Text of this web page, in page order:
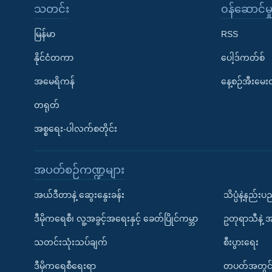
သတင်း
မြန်မာ
နိုင်ငံတကာ
အမေရိကန်
တရုတ်
အစ္စရေး-ပါလက်စတိုင်း
၀န်ဆောင်မှု
RSS
ပေါ့ဒ်ကတ်စ်
နေ့စဉ်အီးမ
အပတ်စဉ်ကဏ္ဍများ
အယ်ဒီတာနဲ့ ဆွေးနွေးခန်း
ဒီမိုကရေစီ၊ လူ့အခွင့်အရေးနှင့် ခေတ်ပြိုင်ကမ္ဘာ
သတင်းသုံးသပ်ချက်
ဒီမိုကရေစီရေးရာ
သိပ္ပံနဲ့နည်းပ
ဥတုရာသီနဲ့ အ
စီးပွားရေး
တပတ်အတွင်း